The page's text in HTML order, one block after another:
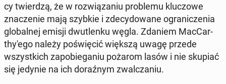
cy twier­dzą, że w roz­wią­za­niu pro­ble­mu klu­czo­we
zna­cze­nie mają szybkie i zde­cy­do­wa­ne ogra­ni­cze­nia
glo­bal­nej emisji dwu­tlen­ku węgla. Zdaniem Mac­Car­
thy­'e­go należy po­świę­cić większą uwagę przede
wszyst­kich za­po­bie­ga­niu pożarom lasów i nie skupiać
się jedynie na ich do­raź­nym zwal­cza­niu.